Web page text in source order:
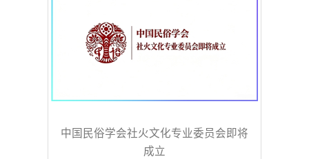
中国民俗学会社火文化专业委员会即将
成立